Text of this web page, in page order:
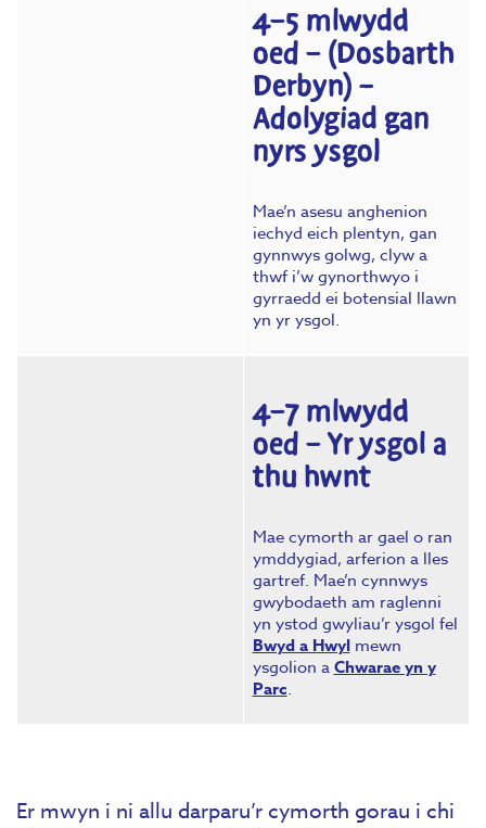
4–5 mlwydd
oed – (Dosbarth
Derbyn) –
Adolygiad gan
nyrs ysgol
Mae’n asesu anghenion
iechyd eich plentyn, gan
gynnwys golwg, clyw a
thwf i’w gynorthwyo i
gyrraedd ei botensial llawn
yn yr ysgol.
4–7 mlwydd
oed – Yr ysgol a
thu hwnt
Mae cymorth ar gael o ran
ymddygiad, arferion a lles
gartref. Mae’n cynnwys
gwybodaeth am raglenni
yn ystod gwyliau’r ysgol fel
Bwyd a Hwylmewn
ysgolion aChwarae yn y
Parc.
Er mwyn i ni allu darparu’r cymorth gorau i chi